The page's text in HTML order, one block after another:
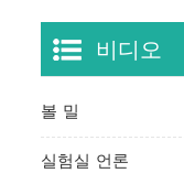
비디오
볼 밀
실험실 언론